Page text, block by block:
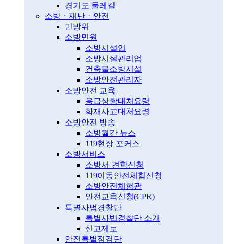
경기도 둘레길
소방ㆍ재난ㆍ안전
민방위
소방민원
소방시설업
소방시설관리업
건축물소방시설
소방안전관리자
소방안전 교육
응급상황대처요령
화재사고대처요령
소방안전 방송
소방월간 뉴스
119현장 포커스
소방서비스
소방서 견학신청
119이동안전체험신청
소방안전체험관
안전교육신청(CPR)
특별사법경찰단
특별사법경찰단 소개
신고제보
안전특별점검단